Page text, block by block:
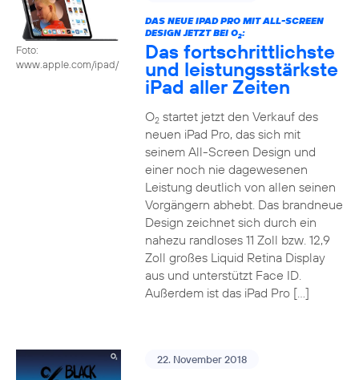
Foto:
www.apple.com/ipad/
DAS NEUE IPAD PRO MIT ALL-SCREEN
DESIGN JETZT BEI O2:
Das fortschrittlichste
und leistungsstärkste
iPad aller Zeiten
O2startet jetzt den Verkauf des
neuen iPad Pro, das sich mit
seinem All-Screen Design und
einer noch nie dagewesenen
Leistung deutlich von allen seinen
Vorgängern abhebt. Das brandneue
Design zeichnet sich durch ein
nahezu randloses 11 Zoll bzw. 12,9
Zoll großes Liquid Retina Display
aus und unterstützt Face ID.
Außerdem ist das iPad Pro […]
22. November 2018